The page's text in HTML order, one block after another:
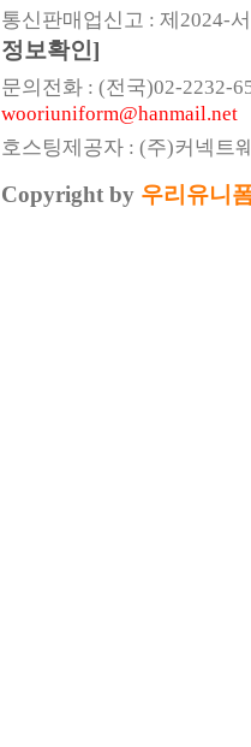
통신판매업신고 : 제2024-
정보확인]
문의전화 : (전국)02-2232-
wooriuniform@hanmail.net
호스팅제공자 : (주)커넥트
Copyright by 우리유니